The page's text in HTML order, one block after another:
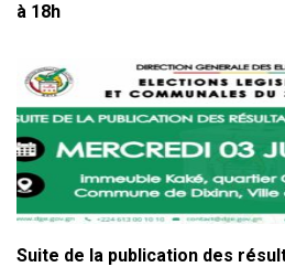
à 18h
Suite de la publication des